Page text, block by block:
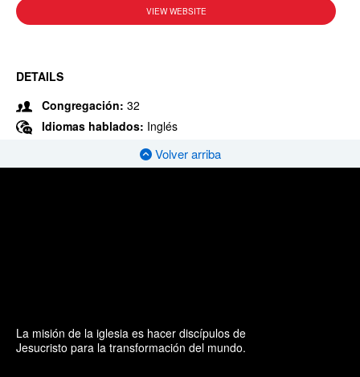
VIEW WEBSITE
DETAILS
Congregación: 32
Idiomas hablados: Inglés
Volver arriba
La misión de la iglesia es hacer discípulos de
Jesucristo para la transformación del mundo.